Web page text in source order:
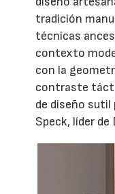
tradición
técnicas
contexto
con la
contraste
de diseño sutil
Speck, líder de